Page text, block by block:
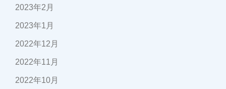
2023年2月
2023年1月
2022年12月
2022年11月
2022年10月